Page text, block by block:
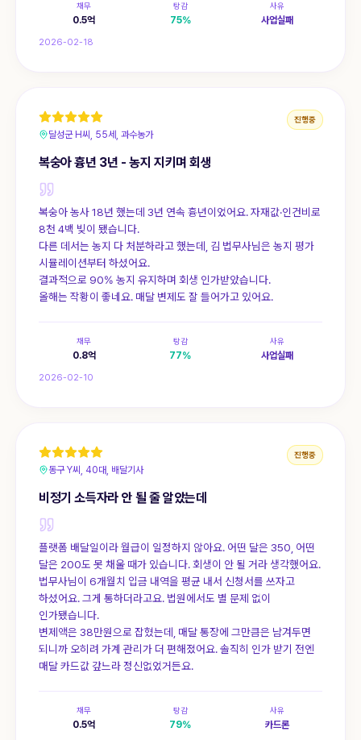
채무
0.5억
탕감
75%
사유
사업실패
2026-02-18
달성군 H씨, 55세, 과수농가
진행중
복숭아 흉년 3년 - 농지 지키며 회생
복숭아 농사 18년 했는데 3년 연속 흉년이었어요. 자재값·인건비로
8천 4백 빚이 됐습니다.
다른 데서는 농지 다 처분하라고 했는데, 김 법무사님은 농지 평가
시뮬레이션부터 하셨어요.
결과적으로 90% 농지 유지하며 회생 인가받았습니다.
올해는 작황이 좋네요. 매달 변제도 잘 들어가고 있어요.
채무
0.8억
탕감
77%
사유
사업실패
2026-02-10
동구 Y씨, 40대, 배달기사
진행중
비정기 소득자라 안 될 줄 알았는데
플랫폼 배달일이라 월급이 일정하지 않아요. 어떤 달은 350, 어떤
달은 200도 못 채울 때가 있습니다. 회생이 안 될 거라 생각했어요.
법무사님이 6개월치 입금 내역을 평균 내서 신청서를 쓰자고
하셨어요. 그게 통하더라고요. 법원에서도 별 문제 없이
인가됐습니다.
변제액은 38만원으로 잡혔는데, 매달 통장에 그만큼은 남겨두면
되니까 오히려 가계 관리가 더 편해졌어요. 솔직히 인가 받기 전엔
매달 카드값 갚느라 정신없었거든요.
채무
0.5억
탕감
79%
사유
카드론